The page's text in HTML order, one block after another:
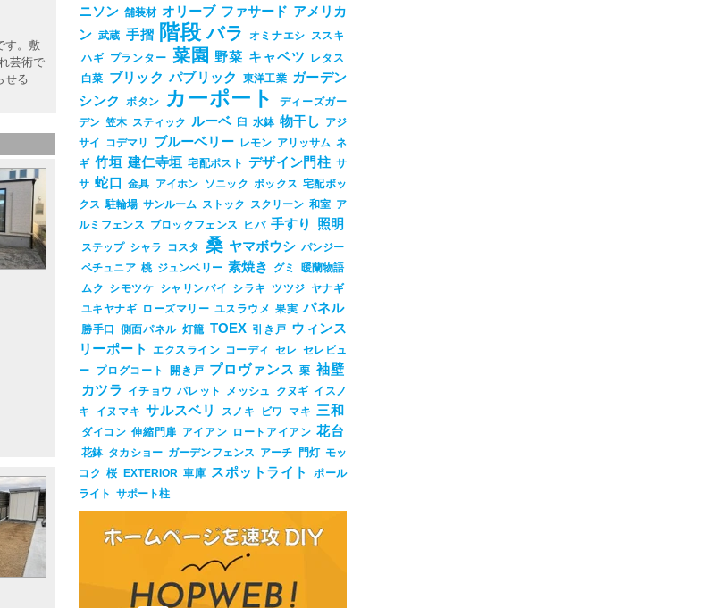
す。敷
芸術で
せる
ニソン 舗装材 オリーブ ファサード アメリカ
ン 武蔵 手摺 階段 バラ オミナエシ ススキ
ハギ プランター 菜園 野菜 キャベツ
レタス
白菜 ブリック パブリック 東洋工業 ガーデン
シンク
ボタン カーポート
ディーズガー
デン 笠木 スティック ルーベ 臼 水鉢 物干し アジ
サイ コデマリ ブルーベリー レモン アリッサム ネ
ギ 竹垣 建仁寺垣 宅配ポスト デザイン門柱 サ
サ 蛇口 金具 アイホン ソニック ボックス 宅配ボッ
クス 駐輪場 サンルーム ストック スクリーン 和室 ア
ルミフェンス ブロックフェンス ヒバ 手すり 照明
ステップ シャラ コスタ 桑 ヤマボウシ パンジー
ペチュニア 桃 ジュンベリー 素焼き グミ
暖蘭物語
ムク シモツケ シャリンバイ シラキ ツツジ ヤナギ
ユキヤナギ ローズマリー ユスラウメ 果実 パネル
勝手口 側面パネル 灯籠 TOEX 引き戸 ウィンス
リーポート
エクスライン コーディ セレ セレビュ
ー プログコート 開き戸 プロヴァンス 栗 袖壁
カツラ
イチョウ パレット メッシュ クヌギ イスノ
キ
イヌマキ サルスベリ スノキ ビワ マキ 三和
ダイコン 伸縮門扉 アイアン ロートアイアン 花台
花鉢 タカショー ガーデンフェンス アーチ 門灯 モッ
コク 桜 EXTERIOR 車庫 スポットライト
ポール
ライト サポート柱